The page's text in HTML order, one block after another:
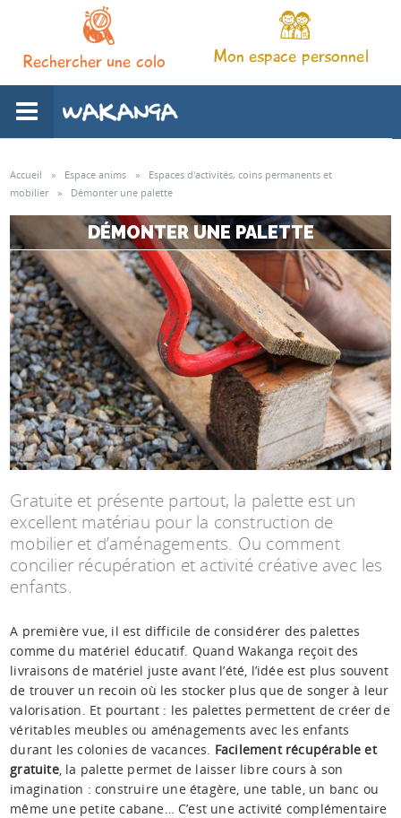
Rechercher une colo Mon espace personnel
Nos séjours
Notre pédagogie
Espace familles
Infos pratiques
Espace anims
Accueil » Espace anims »
Espaces d'activités, coins permanents et
mobilier
» Démonter une palette
DÉMONTER UNE PALETTE
Gratuite et présente partout, la palette est un
excellent matériau pour la construction de
mobilier et d’aménagements. Ou comment
concilier récupération et activité créative avec les
enfants.
A première vue, il est difficile de considérer des palettes
comme du matériel éducatif. Quand Wakanga reçoit des
livraisons de matériel juste avant l’été, l’idée est plus souvent
de trouver un recoin où les stocker plus que de songer à leur
valorisation. Et pourtant : les palettes permettent de créer de
véritables meubles ou aménagements avec les enfants
durant les colonies de vacances. Facilement récupérable et
gratuite, la palette permet de laisser libre cours à son
imagination : construire une étagère, une table, un banc ou
même une petite cabane… C’est une activité complémentaire